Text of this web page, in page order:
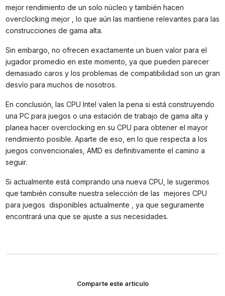
mejor rendimiento de un solo núcleo y también hacen
overclocking mejor , lo que aún las mantiene relevantes para las
construcciones de gama alta.
Sin embargo, no ofrecen exactamente un buen valor para el
jugador promedio en este momento, ya que pueden parecer
demasiado caros y los problemas de compatibilidad son un gran
desvío para muchos de nosotros.
En conclusión, las CPU Intel valen la pena si está construyendo
una PC para juegos o una estación de trabajo de gama alta y
planea hacer overclocking en su CPU para obtener el mayor
rendimiento posible. Aparte de eso, en lo que respecta a los
juegos convencionales, AMD es definitivamente el camino a
seguir.
Si actualmente está comprando una nueva CPU, le sugerimos
que también consulte nuestra selección de las mejores CPU
para juegos disponibles actualmente , ya que seguramente
encontrará una que se ajuste a sus necesidades.
Comparte este artículo